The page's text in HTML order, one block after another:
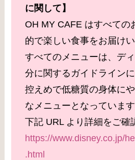
に関して】
OH MY CAFE はすべての
的で楽しい食事をお届けい
すべてのメニューは、デ
分に関するガイドライン
控えめで低糖質の身体に
なメニューとなっています
下記 URL より詳細をご確
https://www.disney.co.jp/
.html